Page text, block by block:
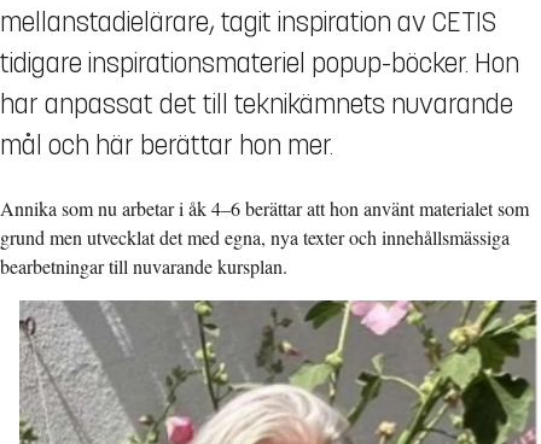
mellanstadielärare, tagit inspiration av CETIS
tidigare inspirationsmateriel popup-böcker. Hon
har anpassat det till teknikämnets nuvarande
mål och här berättar hon mer.
Annika som nu arbetar i åk 4–6 berättar att hon använt materialet som
grund men utvecklat det med egna, nya texter och innehållsmässiga
bearbetningar till nuvarande kursplan.